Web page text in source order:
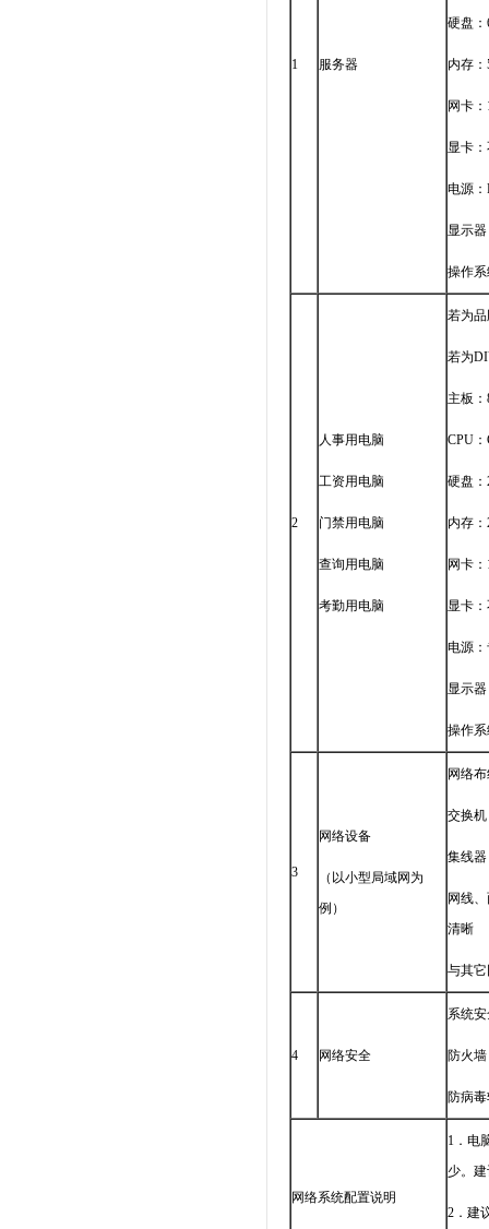
1 服务器
硬盘
内存
网卡
显卡
电源
显示
操作
2
人事用电脑
工资用电脑
门禁用电脑
查询用电脑
考勤用电脑
若为
若为
主板
CPU：
硬盘：
内存
网卡
显卡
电源
显示
操作
3
网络设备
（以小型局域网为
例）
网络
交换
集线
网线
清晰
与其
4 网络安全
系统
防火
防病
网络系统配置说明
1．电
少。
2．建